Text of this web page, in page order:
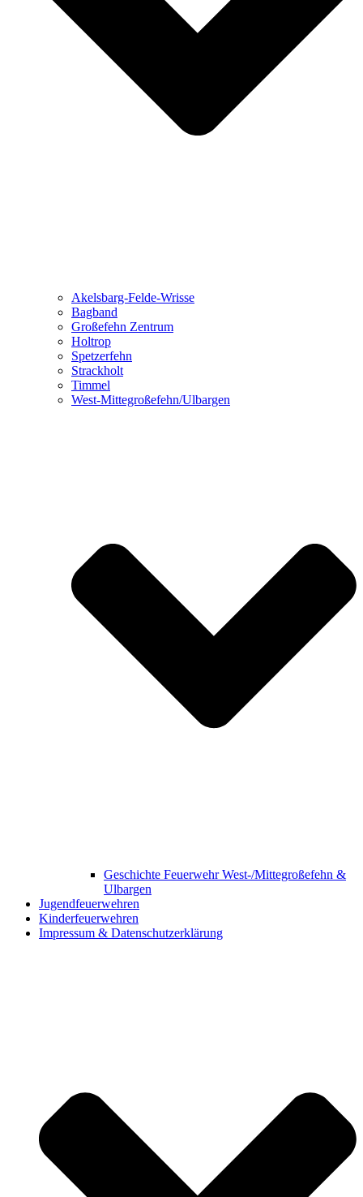
Akelsbarg-Felde-Wrisse
Bagband
Großefehn Zentrum
Holtrop
Spetzerfehn
Strackholt
Timmel
West-Mittegroßefehn/Ulbargen
Geschichte Feuerwehr West-/Mittegroßefehn &
Ulbargen
Jugendfeuerwehren
Kinderfeuerwehren
Impressum & Datenschutzerklärung